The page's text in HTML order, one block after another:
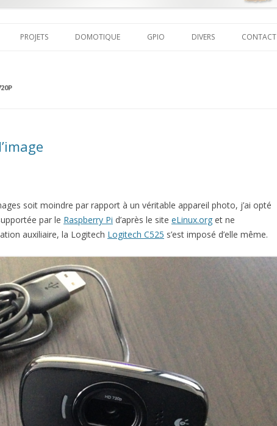
au
PROJETS DOMOTIQUE GPIO DIVERS CONTACT
soit moindre par rapport à un véritable appareil photo, j’ai opté
par le Raspberry Pi d’après le site eLinux.org et ne
auxiliaire, la Logitech Logitech C525 s’est imposé d’elle même.